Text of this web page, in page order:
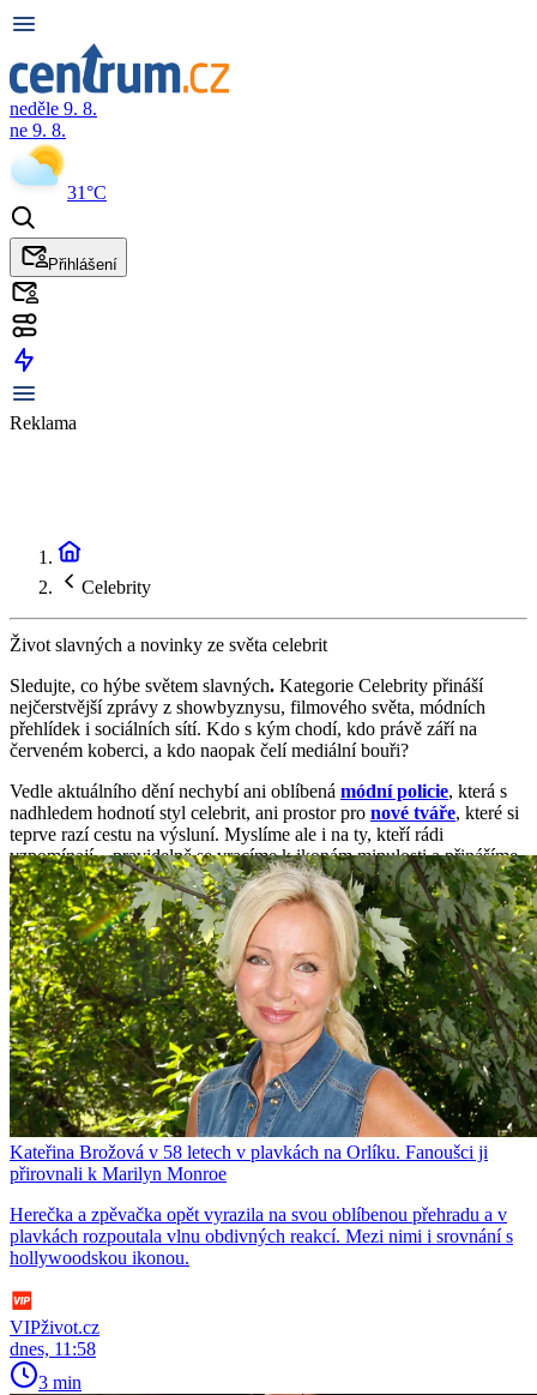
neděle 9. 8.
ne 9. 8.
31°C
Přihlášení
Reklama
Celebrity
Život slavných a novinky ze světa celebrit
Sledujte, co hýbe světem slavných. Kategorie Celebrity přináší
nejčerstvější zprávy z showbyznysu, filmového světa, módních
přehlídek i sociálních sítí. Kdo s kým chodí, kdo právě září na
červeném koberci, a kdo naopak čelí mediální bouři?
Vedle aktuálního dění nechybí ani oblíbená módní policie, která s
nadhledem hodnotí styl celebrit, ani prostor pro nové tváře, které si
teprve razí cestu na výsluní. Myslíme ale i na ty, kteří rádi
vzpomínají – pravidelně se vracíme k ikonám minulosti a přinášíme
obsahpro pamětníky, kteří chtějí znovu objevit známé tváře v
novém kontextu.
Nejde jen o skandály – najdete tu i lidské příběhy, úspěchy, návraty i
proměny.Celebrity pod drobnohledem, bez bulváru, ale s
nadhledem a vkusem.Ať už se zajímáte o domácí hvězdy nebo
hollywoodské legendy, tady vám žádná zajímavost neunikne.
Kateřina Brožová v 58 letech v plavkách na Orlíku. Fanoušci ji
přirovnali k Marilyn Monroe
Herečka a zpěvačka opět vyrazila na svou oblíbenou přehradu a v
plavkách rozpoutala vlnu obdivných reakcí. Mezi nimi i srovnání s
hollywoodskou ikonou.
VIPživot.cz
dnes, 11:58
3 min